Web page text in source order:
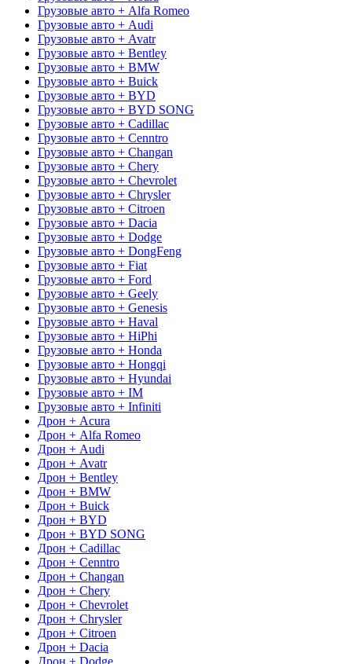
Грузовые авто + Alfa Romeo
Грузовые авто + Audi
Грузовые авто + Avatr
Грузовые авто + Bentley
Грузовые авто + BMW
Грузовые авто + Buick
Грузовые авто + BYD
Грузовые авто + BYD SONG
Грузовые авто + Cadillac
Грузовые авто + Cenntro
Грузовые авто + Changan
Грузовые авто + Chery
Грузовые авто + Chevrolet
Грузовые авто + Chrysler
Грузовые авто + Citroen
Грузовые авто + Dacia
Грузовые авто + Dodge
Грузовые авто + DongFeng
Грузовые авто + Fiat
Грузовые авто + Ford
Грузовые авто + Geely
Грузовые авто + Genesis
Грузовые авто + Haval
Грузовые авто + HiPhi
Грузовые авто + Honda
Грузовые авто + Hongqi
Грузовые авто + Hyundai
Грузовые авто + IM
Грузовые авто + Infiniti
Дрон + Acura
Дрон + Alfa Romeo
Дрон + Audi
Дрон + Avatr
Дрон + Bentley
Дрон + BMW
Дрон + Buick
Дрон + BYD
Дрон + BYD SONG
Дрон + Cadillac
Дрон + Cenntro
Дрон + Changan
Дрон + Chery
Дрон + Chevrolet
Дрон + Chrysler
Дрон + Citroen
Дрон + Dacia
Дрон + Dodge